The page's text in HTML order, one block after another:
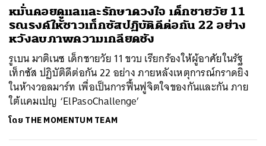
หมั่นคอยดูแลและรักษาดวงใจ เด็กชายวัย 11
รณรงค์ให้ชาวเท็กซัสปฏิบัติดีต่อกัน 22 อย่าง
หวังลบภาพความเกลียดชัง
รูเบน มาติเนซ เด็กชายวัย 11 ขวบ เรียกร้องให้ผู้อาศัยในรัฐ
เท็กซัส ปฏิบัติดีต่อกัน 22 อย่าง ภายหลังเหตุการณ์กราดยิง
ในห้างวอลมาร์ท เพื่อเป็นการฟื้นฟูจิตใจของกันและกัน ภาย
ใต้แคมเปญ ‘ElPasoChallenge’
โดย THE MOMENTUM TEAM
ค้นหา